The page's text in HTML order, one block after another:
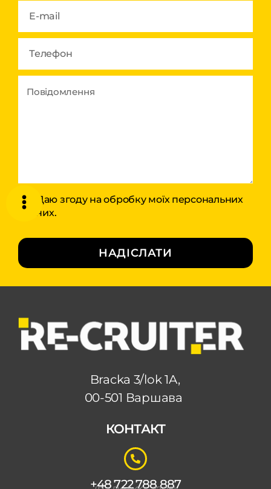
Даю згоду на обробку моїх персональних
даних.
НАДІСЛАТИ
Bracka 3/lok 1A,
00-501 Варшава
КОНТАКТ
+48 722 788 887